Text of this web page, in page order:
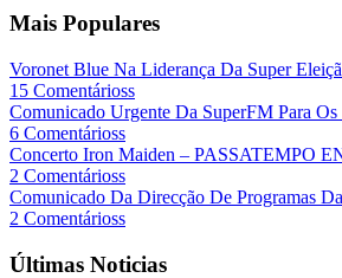
Mais Populares
Voronet Blue Na Liderança Da Super
15 Comentárioss
Comunicado Urgente Da SuperFM Para
6 Comentárioss
Concerto Iron Maiden – PASSATEMPO
2 Comentárioss
Comunicado Da Direcção De Programas
2 Comentárioss
Últimas Noticias